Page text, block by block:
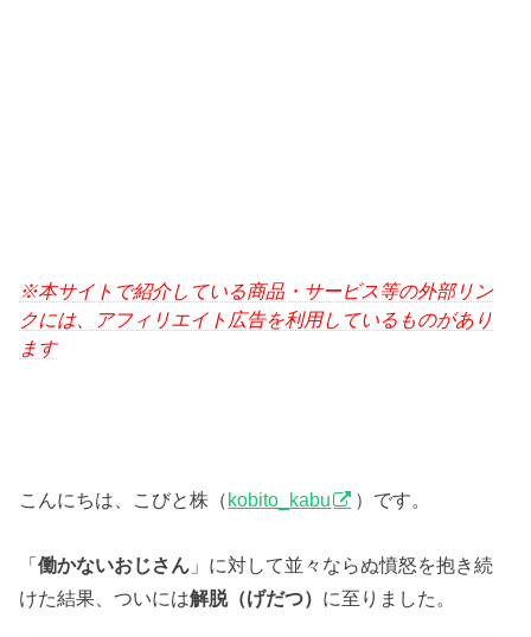
※本サイトで紹介している商品・サービス等の外部リン
クには、アフィリエイト広告を利用しているものがあり
ます
こんにちは、こびと株（ kobito_kabu ）です。
「働かないおじさん 」に対して並々ならぬ憤怒を抱き続
けた結果、ついには解脱（げだつ） に至りました。